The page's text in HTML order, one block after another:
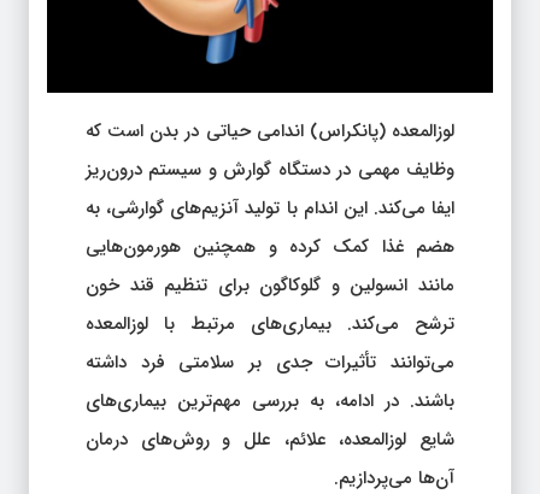
لوزالمعده (پانکراس) اندامی حیاتی در بدن است که
وظایف مهمی در دستگاه گوارش و سیستم درون‌ریز
ایفا می‌کند. این اندام با تولید آنزیم‌های گوارشی، به
هضم غذا کمک کرده و همچنین هورمون‌هایی
مانند انسولین و گلوکاگون برای تنظیم قند خون
ترشح می‌کند. بیماری‌های مرتبط با لوزالمعده
می‌توانند تأثیرات جدی بر سلامتی فرد داشته
باشند. در ادامه، به بررسی مهم‌ترین بیماری‌های
شایع لوزالمعده، علائم، علل و روش‌های درمان
آن‌ها می‌پردازیم.